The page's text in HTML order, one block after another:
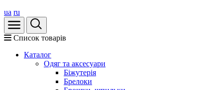
ua ru
Список товарів
Каталог
Oдяг та аксесуари
Біжутерія
Брелоки